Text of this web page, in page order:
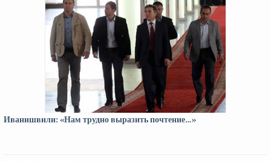
Иванишвили: «Нам трудно выразить почтение…»